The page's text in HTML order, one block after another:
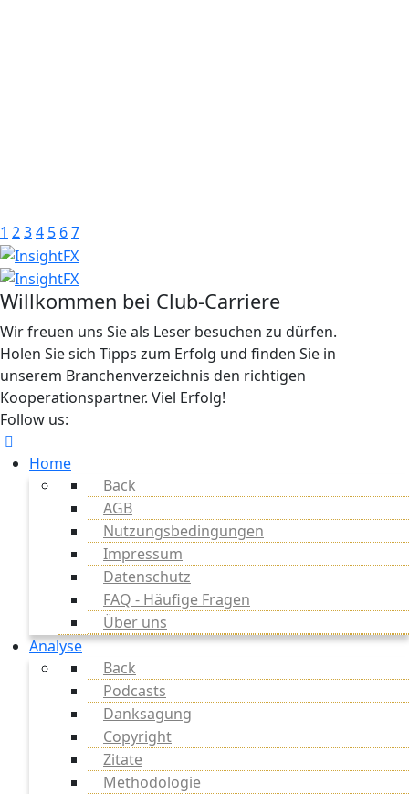
1 234 5 67
Willkommen bei Club-Carriere
Wir freuen uns Sie als Leser besuchen zu dürfen.
Holen Sie sich Tipps zum Erfolg und finden Sie in
unserem Branchenverzeichnis den richtigen
Kooperationspartner. Viel Erfolg!
Follow us:
Home
Back
AGB
Nutzungsbedingungen
Impressum
Datenschutz
FAQ - Häufige Fragen
Über uns
Analyse
Back
Podcasts
Danksagung
Copyright
Zitate
Methodologie